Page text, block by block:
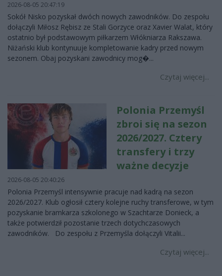
2026-08-05 20:47:19
Sokół Nisko pozyskał dwóch nowych zawodników. Do zespołu
dołączyli Miłosz Rębisz ze Stali Gorzyce oraz Xavier Walat, który
ostatnio był podstawowym piłkarzem Włókniarza Rakszawa.
Niżański klub kontynuuje kompletowanie kadry przed nowym
sezonem. Obaj pozyskani zawodnicy mog�...
Czytaj więcej...
Polonia Przemyśl
zbroi się na sezon
2026/2027. Cztery
transfery i trzy
ważne decyzje
2026-08-05 20:40:26
Polonia Przemyśl intensywnie pracuje nad kadrą na sezon
2026/2027. Klub ogłosił cztery kolejne ruchy transferowe, w tym
pozyskanie bramkarza szkolonego w Szachtarze Donieck, a
także potwierdził pozostanie trzech dotychczasowych
zawodników. Do zespołu z Przemyśla dołączyli Vitalii...
Czytaj więcej...